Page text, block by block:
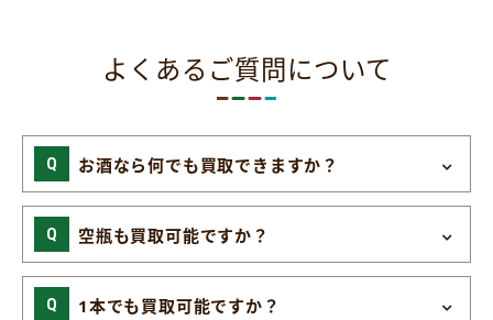
よくあるご質問について
お酒なら何でも買取できますか？
空瓶も買取可能ですか？
1本でも買取可能ですか？